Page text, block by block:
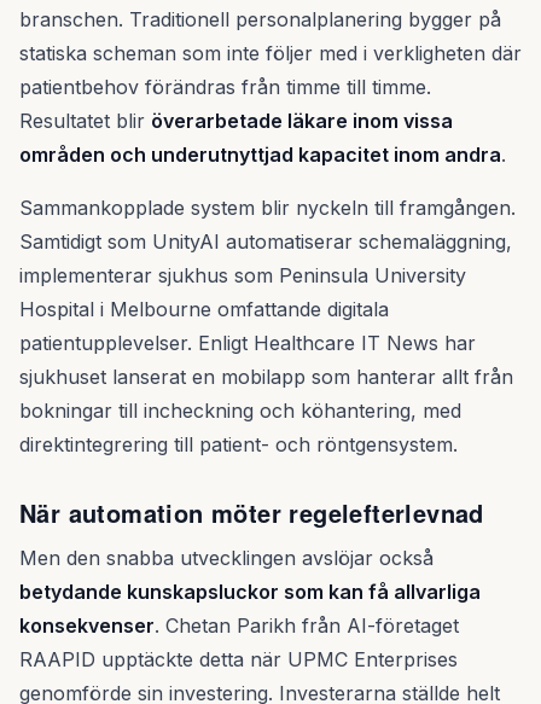
branschen. Traditionell personalplanering bygger på
statiska scheman som inte följer med i verkligheten där
patientbehov förändras från timme till timme.
Resultatet blir överarbetade läkare inom vissa
områden och underutnyttjad kapacitet inom andra.
Sammankopplade system blir nyckeln till framgången.
Samtidigt som UnityAI automatiserar schemaläggning,
implementerar sjukhus som Peninsula University
Hospital i Melbourne omfattande digitala
patientupplevelser. Enligt Healthcare IT News har
sjukhuset lanserat en mobilapp som hanterar allt från
bokningar till incheckning och köhantering, med
direktintegrering till patient- och röntgensystem.
När automation möter regelefterlevnad
Men den snabba utvecklingen avslöjar också
betydande kunskapsluckor som kan få allvarliga
konsekvenser. Chetan Parikh från AI-företaget
RAAPID upptäckte detta när UPMC Enterprises
genomförde sin investering. Investerarna ställde helt